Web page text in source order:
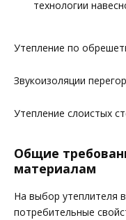
технологии
Утепление по
Звукоизоляции
Утепление слоистых
Общие
материалам
На выбор утеплителя
потребительные